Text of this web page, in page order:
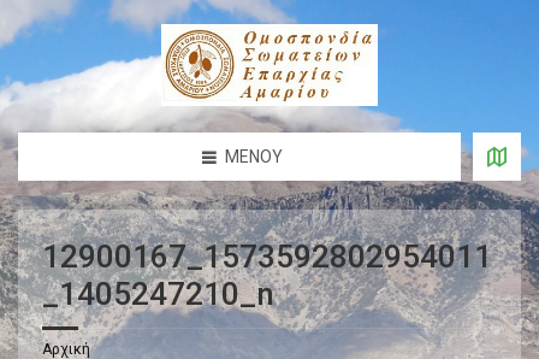
ΜΕΝΟΎ
12900167_1573592802954011
_1405247210_n
Αρχική